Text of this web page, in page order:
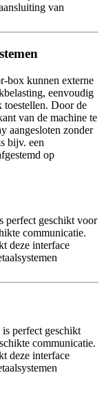
van
box kunnen externe
eenvoudig
toestellen. Door de
van de machine te
aangesloten zonder
bijv. een
op
perfect geschikt voor
communicatie.
deze interface
perfect geschikt
communicatie.
deze interface